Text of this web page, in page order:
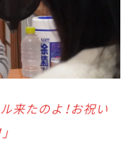
たのよ！お祝い